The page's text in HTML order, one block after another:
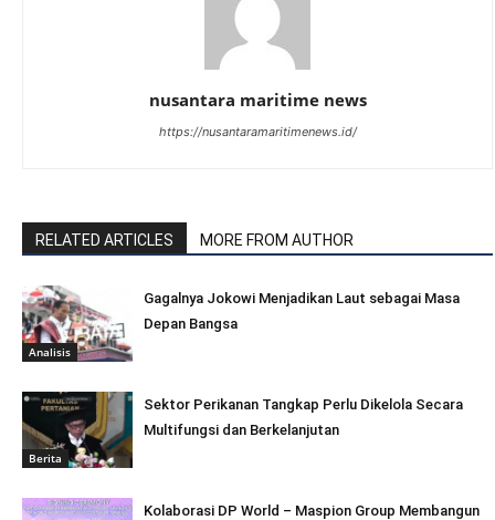
nusantara maritime news
https://nusantaramaritimenews.id/
RELATED ARTICLES MORE FROM AUTHOR
Analisis
Gagalnya Jokowi Menjadikan Laut sebagai Masa
Depan Bangsa
Berita
Sektor Perikanan Tangkap Perlu Dikelola Secara
Multifungsi dan Berkelanjutan
Kolaborasi DP World – Maspion Group Membangun